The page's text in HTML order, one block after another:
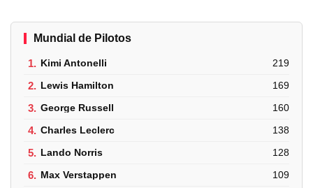
Mundial de Pilotos
1. Kimi Antonelli 219
2. Lewis Hamilton 169
3. George Russell 160
4. Charles Leclerc 138
5. Lando Norris 128
6. Max Verstappen 109